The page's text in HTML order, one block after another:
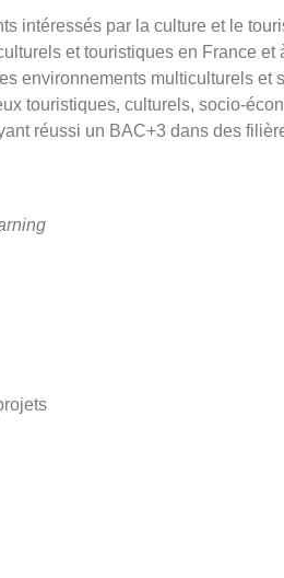
intéressés par la culture et le
et touristiques en France et
environnements multiculturels et
touristiques, culturels, socio-
réussi un BAC+3 dans des